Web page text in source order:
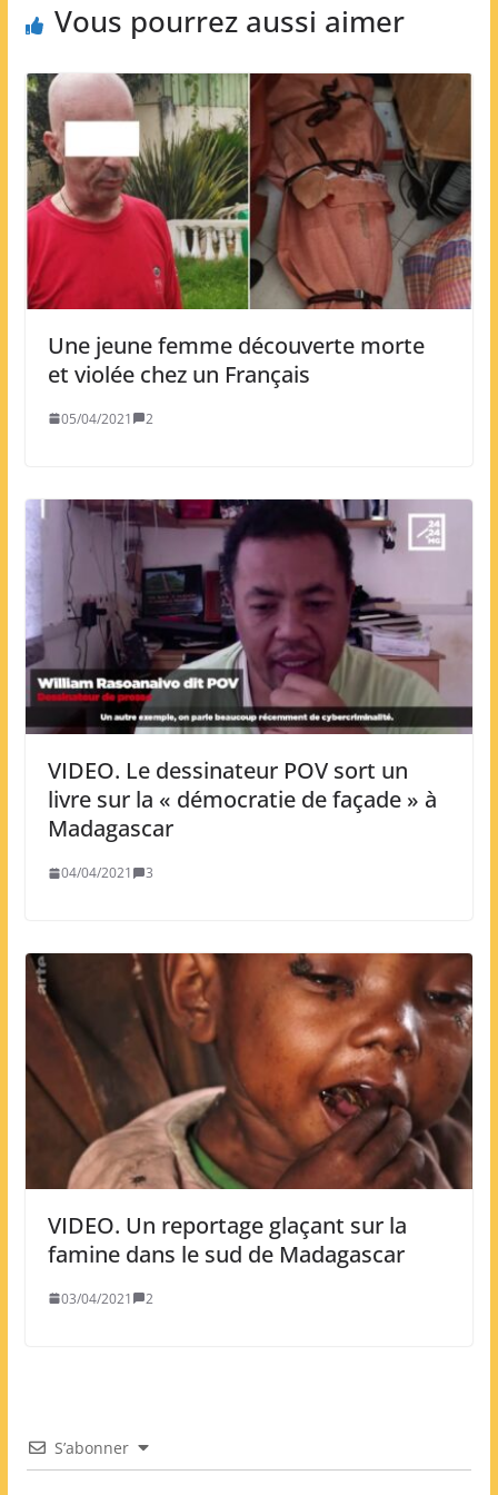
Vous pourrez aussi aimer
Une jeune femme découverte morte
et violée chez un Français
05/04/2021 2
VIDEO. Le dessinateur POV sort un
livre sur la « démocratie de façade » à
Madagascar
04/04/2021 3
VIDEO. Un reportage glaçant sur la
famine dans le sud de Madagascar
03/04/2021 2
S’abonner